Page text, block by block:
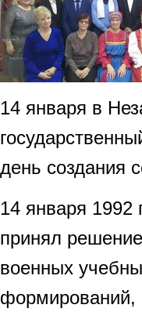
14 января в
день создания
14 января 1992
принял
военных
формирований,